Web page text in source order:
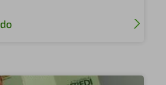
Centro Oeste GO